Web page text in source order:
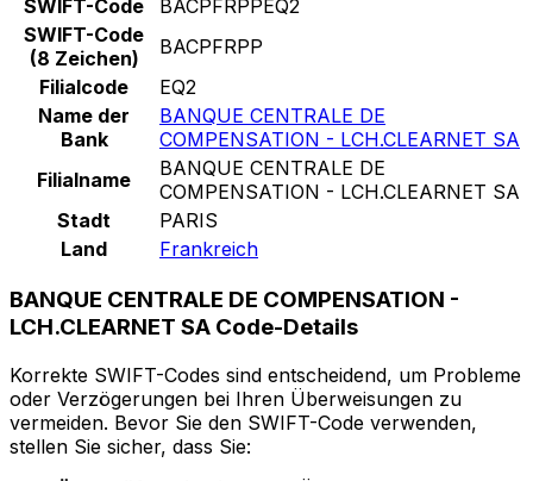
SWIFT-Code
BACPFRPPEQ2
SWIFT-Code
(8 Zeichen)
BACPFRPP
Filialcode
EQ2
Name der
Bank
BANQUE CENTRALE DE
COMPENSATION - LCH.CLEARNET SA
Filialname
BANQUE CENTRALE DE
COMPENSATION - LCH.CLEARNET SA
Stadt
PARIS
Land
Frankreich
BANQUE CENTRALE DE COMPENSATION -
LCH.CLEARNET SA Code-Details
Korrekte SWIFT-Codes sind entscheidend, um Probleme
oder Verzögerungen bei Ihren Überweisungen zu
vermeiden. Bevor Sie den SWIFT-Code verwenden,
stellen Sie sicher, dass Sie: